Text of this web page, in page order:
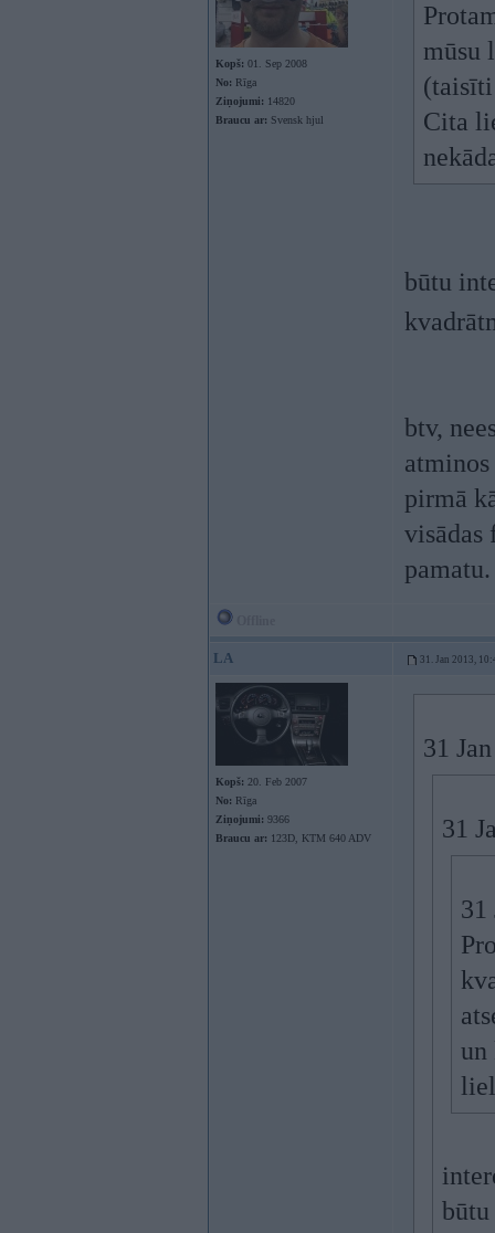
Kopš: 01. Sep 2008
No: Rīga
Ziņojumi: 14820
Braucu ar: Svensk hjul
mūsu
(taisīti
Cita
būtu
btv,
pirmā
visādas
LA 31. Jan 2013,
Kopš: 20. Feb 2007
No: Rīga
Ziņojumi: 9366
Braucu ar: 123D, KTM 640 ADV
31
31
31
un